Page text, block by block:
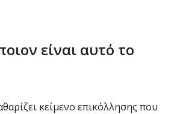
είναι αυτό το
κείμενο επικόλλησης που